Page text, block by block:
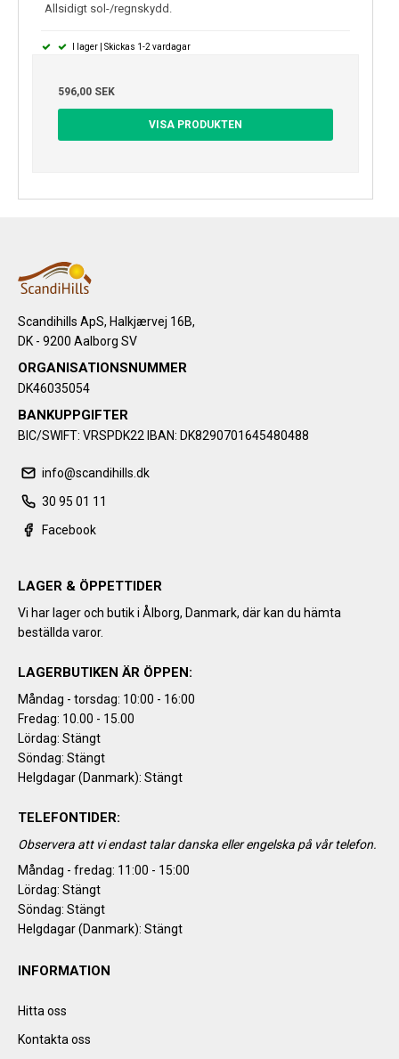
Allsidigt sol-/regnskydd.
I lager | Skickas 1-2 vardagar
596,00 SEK
VISA PRODUKTEN
Scandihills ApS, Halkjærvej 16B,
DK - 9200 Aalborg SV
ORGANISATIONSNUMMER
DK46035054
BANKUPPGIFTER
BIC/SWIFT: VRSPDK22 IBAN: DK8290701645480488
info@scandihills.dk
30 95 01 11
Facebook
LAGER & ÖPPETTIDER
Vi har lager och butik i Ålborg, Danmark, där kan du hämta
beställda varor.
LAGERBUTIKEN ÄR ÖPPEN:
Måndag - torsdag: 10:00 - 16:00
Fredag: 10.00 - 15.00
Lördag: Stängt
Söndag: Stängt
Helgdagar (Danmark): Stängt
TELEFONTIDER:
Observera att vi endast talar danska eller engelska på vår telefon.
Måndag - fredag: 11:00 - 15:00
Lördag: Stängt
Söndag: Stängt
Helgdagar (Danmark): Stängt
INFORMATION
Hitta oss
Kontakta oss